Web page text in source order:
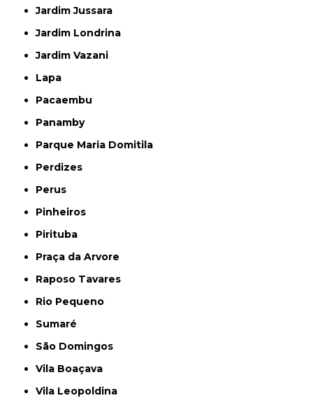
Jardim Jussara
Jardim Londrina
Jardim Vazani
Lapa
Pacaembu
Panamby
Parque Maria Domitila
Perdizes
Perus
Pinheiros
Pirituba
Praça da Arvore
Raposo Tavares
Rio Pequeno
Sumaré
São Domingos
Vila Boaçava
Vila Leopoldina